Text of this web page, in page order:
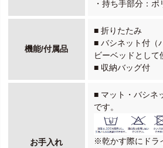
・持ち手部分：ポ
機能/付属品
■ 折りたたみ
■ バシネット付（
ビーベッドとして
■ 収納バッグ付
お手入れ
■ マット・バシネ
です。
※乾かす際にドラ